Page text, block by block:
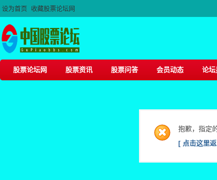
设为首页 收藏股票论坛网
股票论坛网 股票资讯 股票问答 会员动态 论坛
抱歉，指定
[ 点击这里